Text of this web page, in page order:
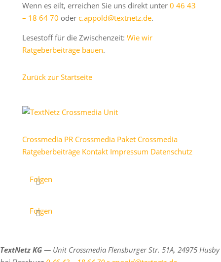
Wenn es eilt, erreichen Sie uns direkt unter 0 46 43
– 18 64 70 oder c.appold@textnetz.de.
Lesestoff für die Zwischenzeit: Wie wir
Ratgeberbeiträge bauen.
Zurück zur Startseite
Crossmedia PR Crossmedia Paket Crossmedia
Ratgeberbeiträge Kontakt Impressum Datenschutz
Folgen
Folgen
TextNetz KG — Unit Crossmedia Flensburger Str. 51A, 24975 Husby